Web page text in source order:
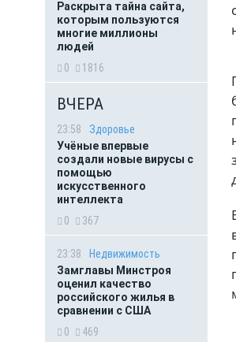
Раскрыта тайна сайта,
которым пользуются
многие миллионы
людей
0
1816
ВЧЕРА
23:58
Здоровье
Учёные впервые
создали новые вирусы с
помощью
искусственного
интеллекта
0
367
23:38
Недвижимость
Замглавы Минстроя
оценил качество
российского жилья в
сравнении с США
0
469